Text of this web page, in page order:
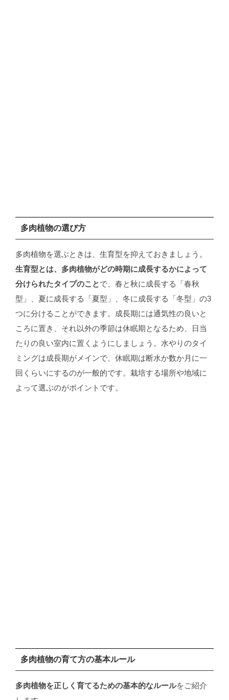
多肉植物の選び方
多肉植物を選ぶときは、生育型を抑えておきましょう。
生育型とは、多肉植物がどの時期に成長するかによって
分けられたタイプのことで、春と秋に成長する「春秋
型」、夏に成長する「夏型」、冬に成長する「冬型」の3
つに分けることができます。成長期には通気性の良いと
ころに置き、それ以外の季節は休眠期となるため、日当
たりの良い室内に置くようにしましょう。水やりのタイ
ミングは成長期がメインで、休眠期は断水か数か月に一
回くらいにするのが一般的です。栽培する場所や地域に
よって選ぶのがポイントです。
多肉植物の育て方の基本ルール
多肉植物を正しく育てるための基本的なルールをご紹介